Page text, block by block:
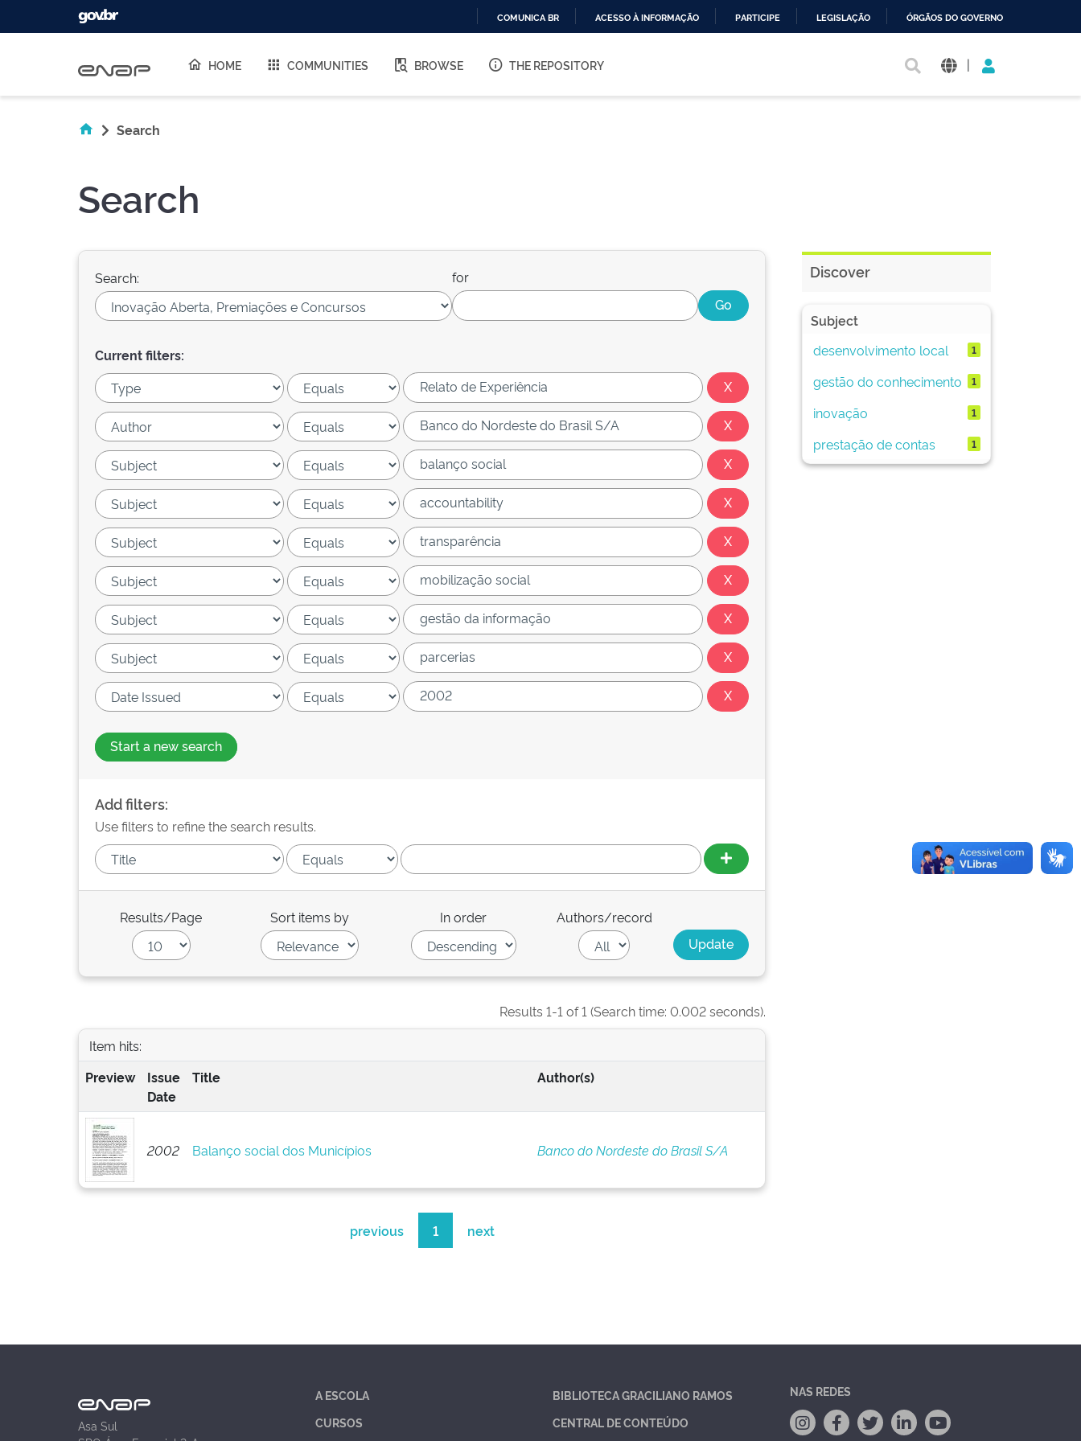
O
COMUNICA BR ACESSO À INFORMAÇÃO PARTICIPE LEGISLAÇÃO ÓRGÃOS DO GOVERNO
HOME COMMUNITIES BROWSE THE REPOSITORY |
Search
Search
Search: for
Current filters:
Start a new search
Add filters:
Use filters to refine the search results.
Results/Page Sort items by In order Authors/record
Results 1-1 of 1 (Search time: 0.002 seconds).
Item hits:
Preview
Issue
Date
Title Author(s)
2002 Balanço social dos Municípios Banco do Nordeste do Brasil S/A
previous 1 next
Discover
Subject
desenvolvimento local
1
gestão do conhecimento 1
inovação 1
prestação de contas 1
Asa Sul
A ESCOLA
CURSOS
BIBLIOTECA GRACILIANO RAMOS
CENTRAL DE CONTEÚDO
NAS REDES